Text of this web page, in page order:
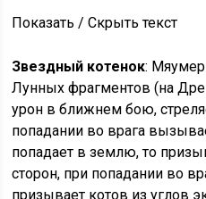
Показать / Скрыть текст
Звездный котенок: Мяумер
Лунных фрагментов (на
урон в ближнем бою,
попадании во врага
попадает в землю, то
сторон, при попадании во
призывает котов из углов